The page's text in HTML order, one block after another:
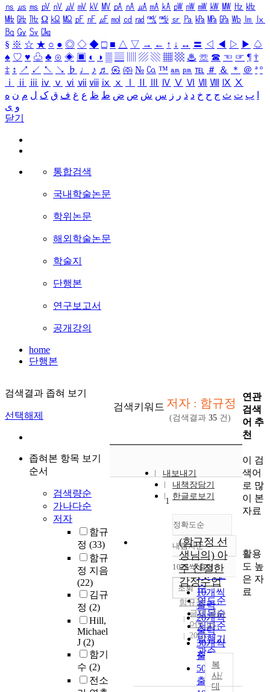
㎱ ㎲ ㎳ ㎴ ㎵ ㎶ ㎷ ㎸ ㎹ ㎀ ㎁ ㎂ ㎃ ㎄ ㎺ ㎻ ㎽ ㎾ ㎿ ㎐ ㎑
㎒ ㎓ ㎔ Ω ㏀ ㏁ ㎊ ㎋ ㎌ ㏖ ㏅ ㎭ ㎮ ㎯ ㏛ ㎩ ㎪ ㎫ ㎬ ㏝ ㏐
㏓
㏃ ㏉ ㏜ ㏆
§ ※ ☆ ★ ○ ● ◎ ◇ ◆ □ ■ △ ▽ → ← ↑ ↓ ↔ 〓 ◁ ◀ ▷ ▶ ♤
♠ ♡ ♥ ♧ ♣ ⊙ ◈ ▣ ◐ ◑ ▒ ▤ ▨ ▧ ▦ ▩ ♨ ☏ ☎ ☜ ☞ ¶ †
‡ ↕ ↗ ↙ ↖ ↘ ♭ ♩ ♪ ♬ ㉿ ㈜ № ㏇ ™ ㏂ ㏘ ℡ ＃ ＆ ＊ ＠ ª º
ⅰ
ⅱ ⅲ ⅳ ⅴ ⅵ ⅶ ⅷ ⅸ ⅹ Ⅳ Ⅴ Ⅵ Ⅶ Ⅷ Ⅸ Ⅹ
ب ت ث ج ح خ د ذ ر ز س ش ص ض ط ظ ع غ ف ق ک ل م ن ه
و ی
닫기
통합검색
국내학술논문
학위논문
해외학술논문
학술지
단행본
연구보고서
공개강의
home
단행본
검색결과 좁혀 보기
선택해제
좁혀본 항목 보기
순서
검색량순
가나다순
저자
함규
정 (33)
함규
정 지음
(22)
김규
정 (2)
Hill,
Michael
J (2)
함기
수 (2)
전소
검색키워드 저자 : 함규정
(검색결과 35 건)
내보내기
내책장담기
한글로보기
정확도순
정확도
순
인기도
순
연도순
제목순
저자순
발행기
관순
내림차순
내림차순
10개씩 출력
10개씩
출력
20개씩
출력
30개씩
출력
50개씩
출력
조회
1
(함규정 선
생님의) 아
주 친절한
감정수업
함규정
글담 글담
어린이
2013
복
사/
대
연관
검색
어 추
천
이 검
색어
로 많
이 본
자료
활용
도 높
은 자
료